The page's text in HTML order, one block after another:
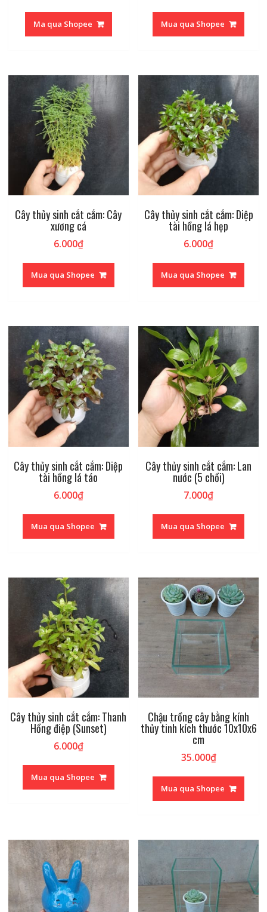
Ma qua Shopee Mua qua Shopee
Cây thủy sinh cắt cắm: Cây
xương cá
6.000₫
Mua qua Shopee
Cây thủy sinh cắt cắm: Diệp
tài hồng lá hẹp
6.000₫
Mua qua Shopee
Cây thủy sinh cắt cắm: Diệp
tài hồng lá táo
6.000₫
Mua qua Shopee
Cây thủy sinh cắt cắm: Lan
nước (5 chồi)
7.000₫
Mua qua Shopee
Cây thủy sinh cắt cắm: Thanh
Hồng điệp (Sunset)
6.000₫
Mua qua Shopee
Chậu trồng cây bằng kính
thủy tinh kích thước 10x10x6
cm
35.000₫
Mua qua Shopee